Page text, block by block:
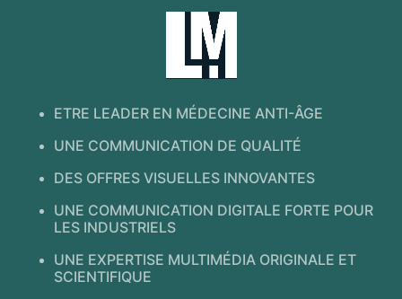
ETRE LEADER EN MÉDECINE ANTI-ÂGE
UNE COMMUNICATION DE QUALITÉ
DES OFFRES VISUELLES INNOVANTES
UNE COMMUNICATION DIGITALE FORTE POUR
LES INDUSTRIELS
UNE EXPERTISE MULTIMÉDIA ORIGINALE ET
SCIENTIFIQUE